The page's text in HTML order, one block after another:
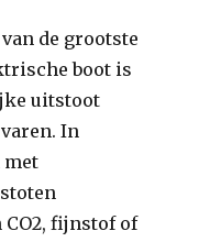
de grootste
boot is
uitstoot
In
met
fijnstof of